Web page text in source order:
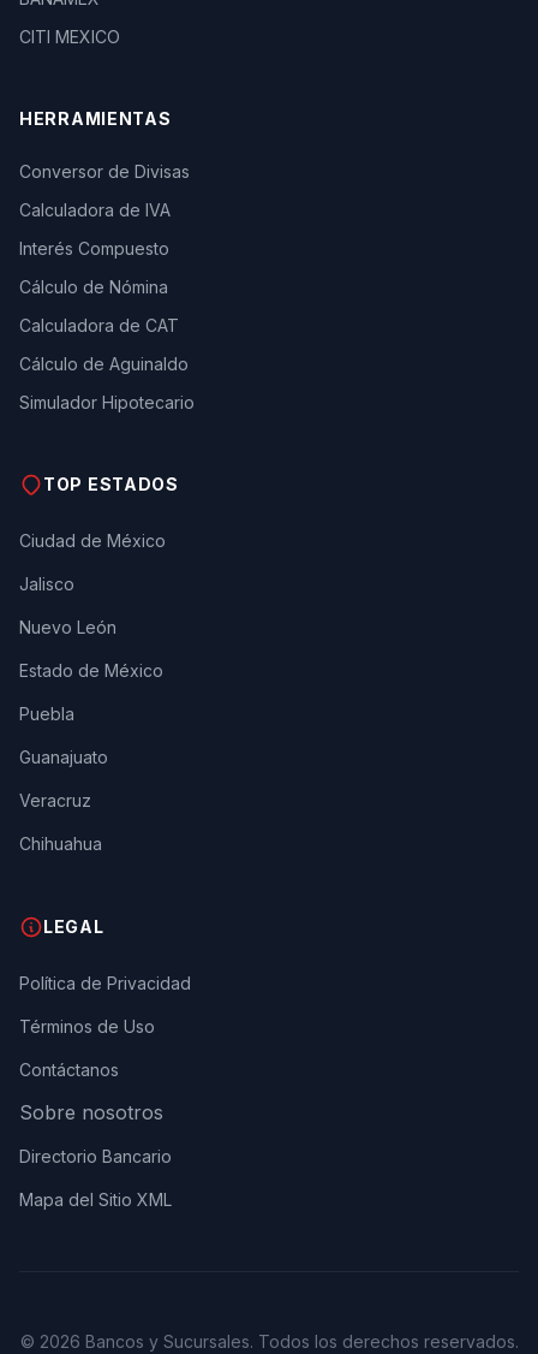
CITI MEXICO
HERRAMIENTAS
Conversor de Divisas
Calculadora de IVA
Interés Compuesto
Cálculo de Nómina
Calculadora de CAT
Cálculo de Aguinaldo
Simulador Hipotecario
TOP ESTADOS
Ciudad de México
Jalisco
Nuevo León
Estado de México
Puebla
Guanajuato
Veracruz
Chihuahua
LEGAL
Política de Privacidad
Términos de Uso
Contáctanos
Sobre nosotros
Directorio Bancario
Mapa del Sitio XML
© 2026 Bancos y Sucursales. Todos los derechos reservados.